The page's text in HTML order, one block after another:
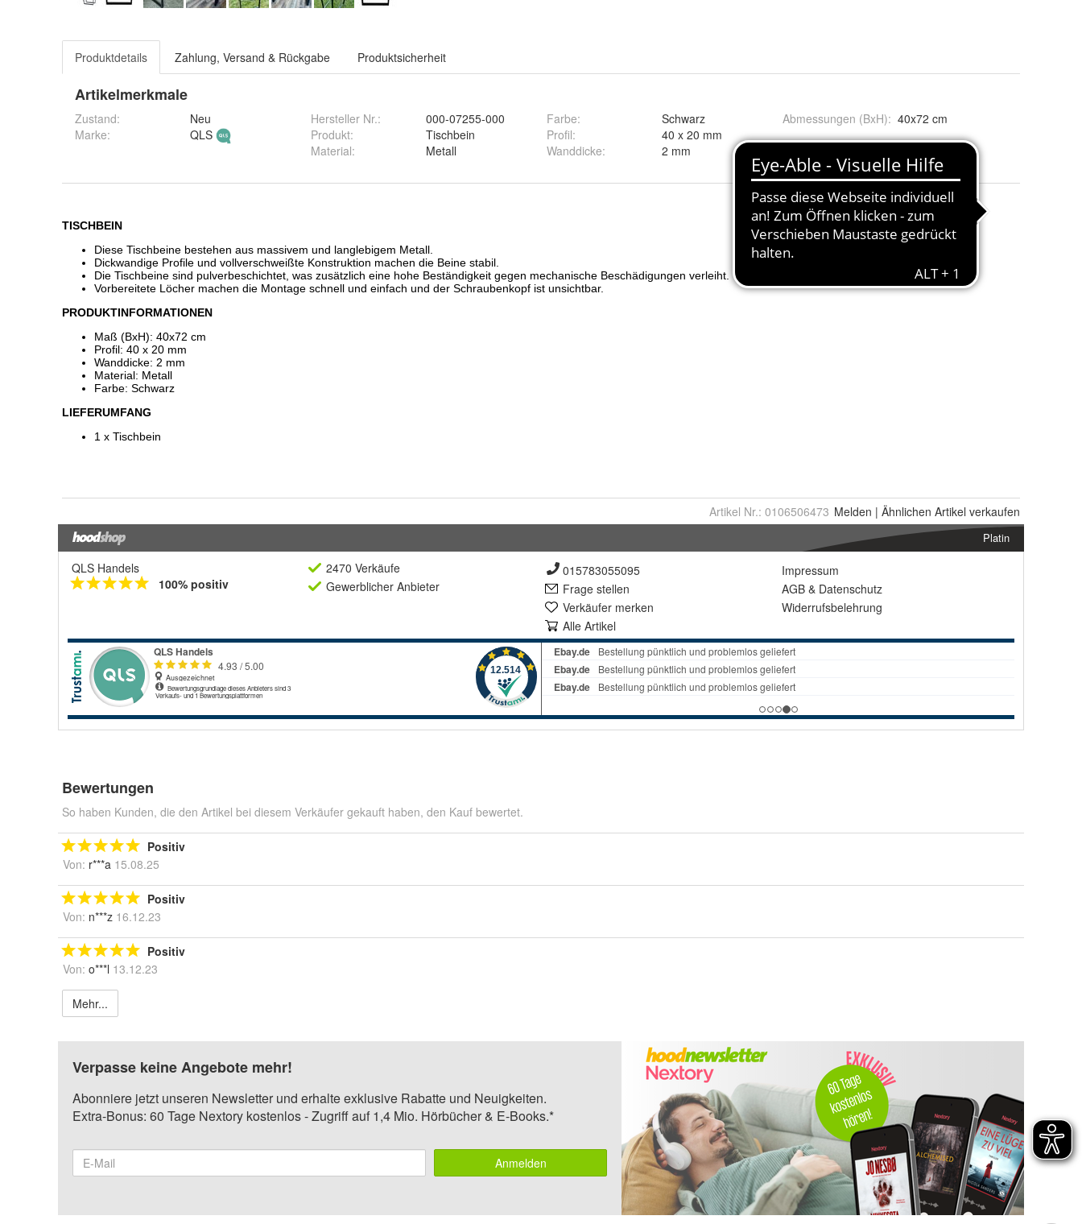
Produktdetails Zahlung, Versand & Rückgabe Produktsicherheit
Artikelmerkmale
Zustand:
Neu
Marke:
QLS
Hersteller Nr.:
000-07255-000
Produkt:
Tischbein
Material: Metall
Farbe:
Schwarz
Profil:
40 x 20 mm
Wanddicke: 2 mm
Abmessungen (BxH): 40x72 cm
Artikel Nr.: 0106506473 Melden | Ähnlichen Artikel verkaufen
Platin
QLS Handels
100% positiv
2470 Verkäufe
Gewerblicher Anbieter
015783055095
Frage stellen
Verkäufer merken
Alle Artikel
Impressum
AGB & Datenschutz
Widerrufsbelehrung
Bewertungen
So haben Kunden, die den Artikel bei diesem Verkäufer gekauft haben, den Kauf bewertet.
Positiv
Von: r***a 15.08.25
Positiv
Von: n***z 16.12.23
Positiv
Von: o***l 13.12.23
Mehr...
Verpasse keine Angebote mehr!
Abonniere jetzt unseren Newsletter und erhalte exklusive Rabatte und Neuigkeiten.
Extra-Bonus: 60 Tage Nextory kostenlos - Zugriff auf 1,4 Mio. Hörbücher & E-Books.*
Anmelden